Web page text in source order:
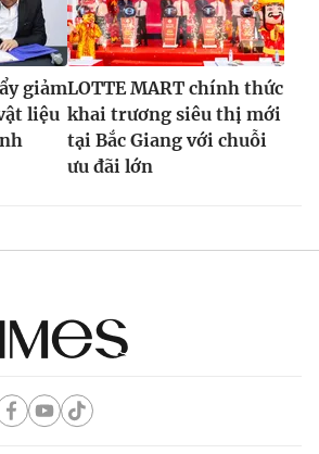
giảm
liệu
LOTTE MART chính thức
khai trương siêu thị mới
tại Bắc Giang với chuỗi
ưu đãi lớn